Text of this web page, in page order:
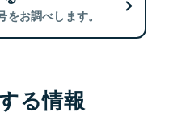
お調べします。
る情報